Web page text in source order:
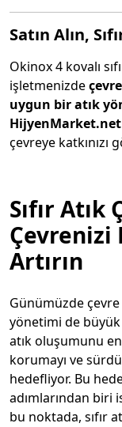
Satın Alın,
Okinox 4 kovalı
işletmenizde
uygun bir atık
HijyenMarket.net
çevreye
Sıfır Atık
Çevrenizi
Artırın
Günümüzde
yönetimi de büyük
atık oluşumunu
korumayı ve
hedefliyor. Bu
adımlarından biri
bu noktada, sıfır